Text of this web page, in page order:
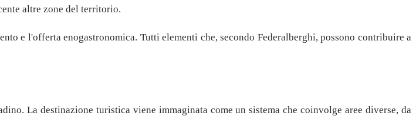
altre zone del territorio.
e l'offerta enogastronomica. Tutti elementi che, secondo Federalberghi, possono contribuire a
La destinazione turistica viene immaginata come un sistema che coinvolge aree diverse, da